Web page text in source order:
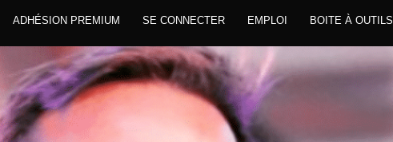
ADHÉSION PREMIUM SE CONNECTER EMPLOI BOITE À OUTILS